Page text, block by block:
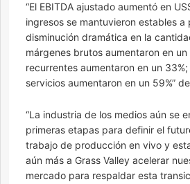
“El EBITDA ajustado aumentó en
ingresos se mantuvieron estables a
disminución dramática en la
márgenes brutos aumentaron en un
recurrentes aumentaron en un
servicios aumentaron en un 59%”
“La industria de los medios aún se
primeras etapas para definir el
trabajo de producción en vivo y
aún más a Grass Valley acelerar
mercado para respaldar esta